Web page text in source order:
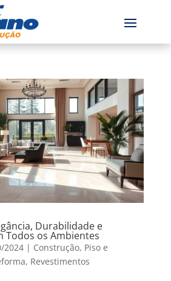
Durabilidade e
Todos os Ambientes
2024| Construção, Piso e
, Revestimentos